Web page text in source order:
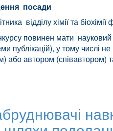
посади
відділу хімії та біохімії
повинен мати науковий
публікацій), у тому числі
або автором (співавтором)